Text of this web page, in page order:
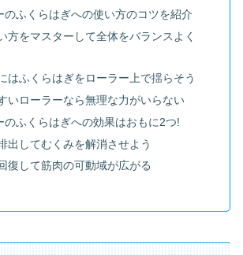
のふくらはぎへの使い方のコツを紹介
方をマスターして全体をバランスよく
はふくらはぎをローラー上で揺らそう
いローラーなら無理な力がいらない
のふくらはぎへの効果はおもに2つ!
出してむくみを解消させよう
復して筋肉の可動域が広がる